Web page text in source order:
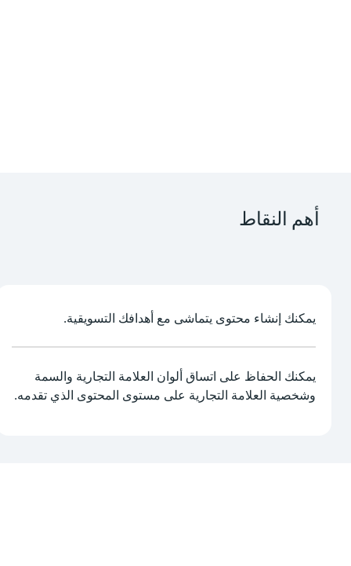
أهم النقاط
يمكنك إنشاء محتوى يتماشى مع أهدافك التسويقية.
يمكنك الحفاظ على اتساق ألوان العلامة التجارية والسمة
وشخصية العلامة التجارية على مستوى المحتوى الذي تقدمه.